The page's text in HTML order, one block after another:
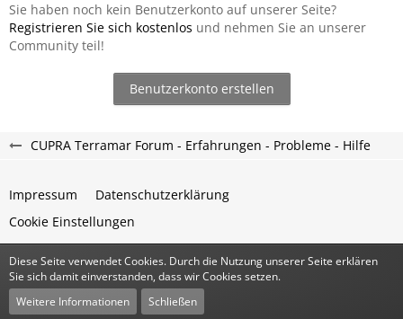
Sie haben noch kein Benutzerkonto auf unserer Seite?
Registrieren Sie sich kostenlos und nehmen Sie an unserer
Community teil!
Benutzerkonto erstellen
CUPRA Terramar Forum - Erfahrungen - Probleme - Hilfe
Impressum
Datenschutzerklärung
Cookie Einstellungen
Community-Software:WoltLab Suite™
Stil:Classicvon
Diese Seite verwendet Cookies. Durch die Nutzung unserer Seite erklären
Sie sich damit einverstanden, dass wir Cookies setzen.
Weitere Informationen
Schließen